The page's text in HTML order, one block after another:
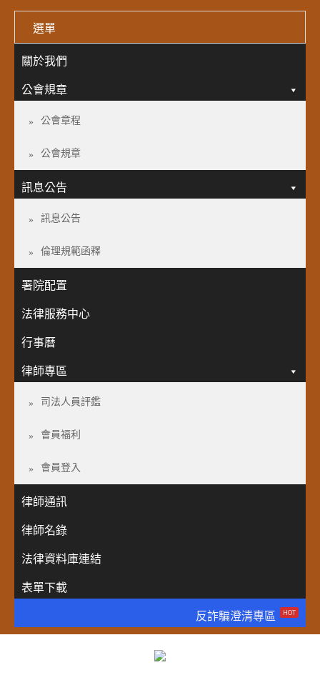
選單
關於我們
公會規章
公會章程
公會規章
訊息公告
訊息公告
倫理規範函釋
署院配置
法律服務中心
行事曆
律師專區
司法人員評鑑
會員福利
會員登入
律師通訊
律師名錄
法律資料庫連結
表單下載
反詐騙澄清專區
HOT